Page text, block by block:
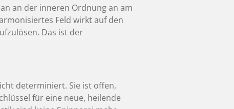
an der inneren Ordnung an am
Feld wirkt auf den
Das ist der
determiniert. Sie ist offen,
für eine neue, heilende